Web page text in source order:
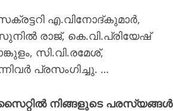
എ.വിനോദ്കുമാർ,
രാജ്, കെ.വി.പ്രിയേഷ്
സി.വി.രമേശ്,
പ്രസംഗിച്ചു. …
നിങ്ങളുടെ പരസ്യങ്ങൾ